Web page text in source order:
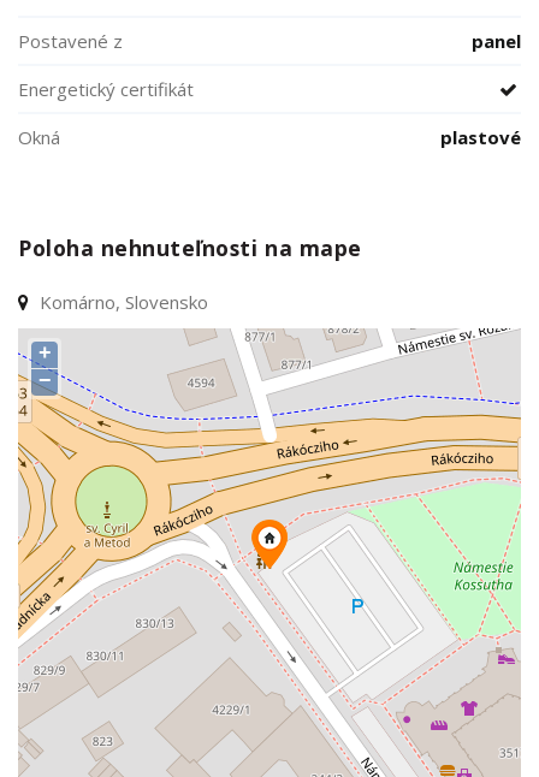
Postavené z
panel
Energetický certifikát
Okná
plastové
Poloha nehnuteľnosti na mape
Komárno, Slovensko
+
−